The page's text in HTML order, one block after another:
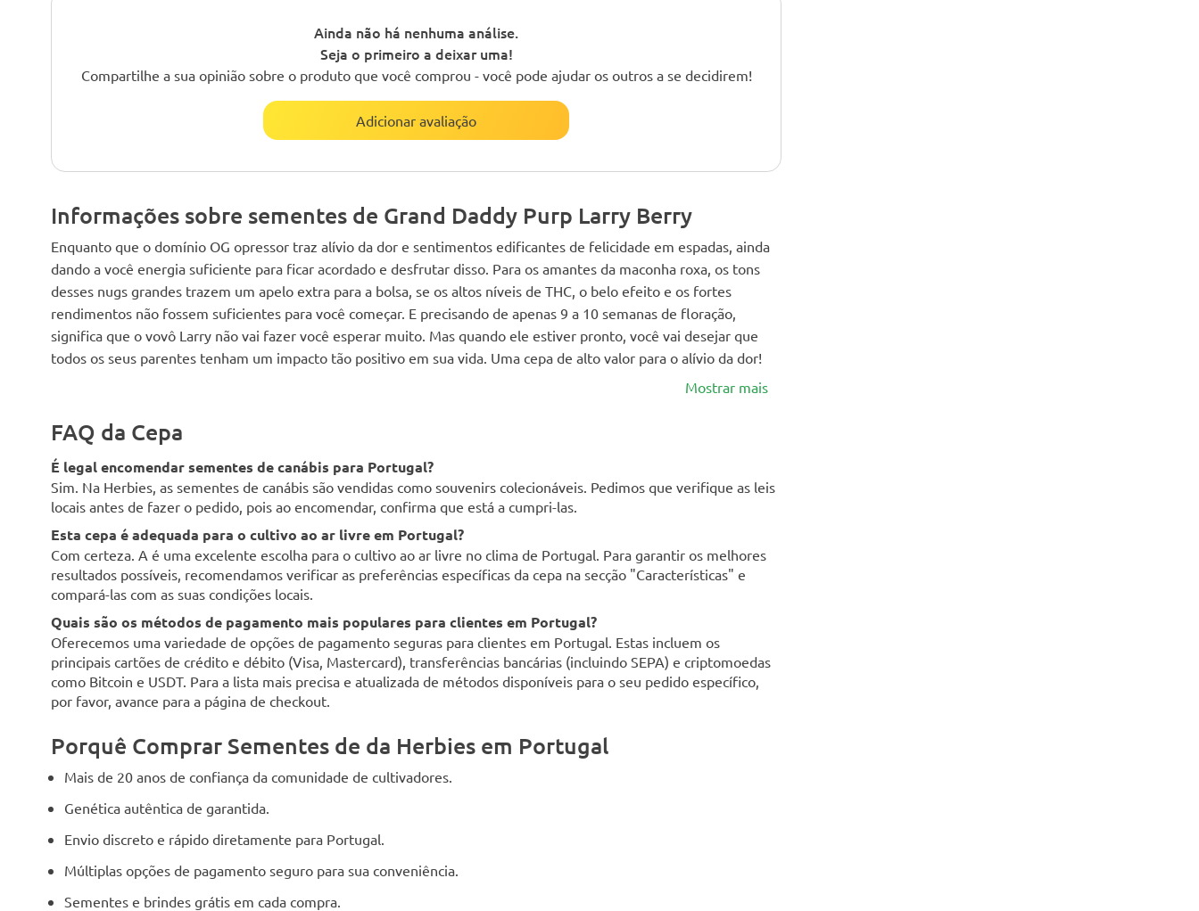
Ainda não há nenhuma análise.
Seja o primeiro a deixar uma!
Compartilhe a sua opinião sobre o produto que você comprou - você pode ajudar os outros a se decidirem!
Adicionar avaliação
Informações sobre sementes de Grand Daddy Purp Larry Berry
Enquanto que o domínio OG opressor traz alívio da dor e sentimentos edificantes de felicidade em espadas, ainda
dando a você energia suficiente para ficar acordado e desfrutar disso. Para os amantes da maconha roxa, os tons
desses nugs grandes trazem um apelo extra para a bolsa, se os altos níveis de THC, o belo efeito e os fortes
rendimentos não fossem suficientes para você começar. E precisando de apenas 9 a 10 semanas de floração,
significa que o vovô Larry não vai fazer você esperar muito. Mas quando ele estiver pronto, você vai desejar que
todos os seus parentes tenham um impacto tão positivo em sua vida. Uma cepa de alto valor para o alívio da dor!
Mostrar mais
FAQ da Cepa
É legal encomendar sementes de canábis para Portugal?
Sim. Na Herbies, as sementes de canábis são vendidas como souvenirs colecionáveis. Pedimos que verifique as leis
locais antes de fazer o pedido, pois ao encomendar, confirma que está a cumpri-las.
Esta cepa é adequada para o cultivo ao ar livre em Portugal?
Com certeza. A é uma excelente escolha para o cultivo ao ar livre no clima de Portugal. Para garantir os melhores
resultados possíveis, recomendamos verificar as preferências específicas da cepa na secção "Características" e
compará-las com as suas condições locais.
Quais são os métodos de pagamento mais populares para clientes em Portugal?
Oferecemos uma variedade de opções de pagamento seguras para clientes em Portugal. Estas incluem os
principais cartões de crédito e débito (Visa, Mastercard), transferências bancárias (incluindo SEPA) e criptomoedas
como Bitcoin e USDT. Para a lista mais precisa e atualizada de métodos disponíveis para o seu pedido específico,
por favor, avance para a página de checkout.
Porquê Comprar Sementes de da Herbies em Portugal
Mais de 20 anos de confiança da comunidade de cultivadores.
Genética autêntica de garantida.
Envio discreto e rápido diretamente para Portugal.
Múltiplas opções de pagamento seguro para sua conveniência.
Sementes e brindes grátis em cada compra.